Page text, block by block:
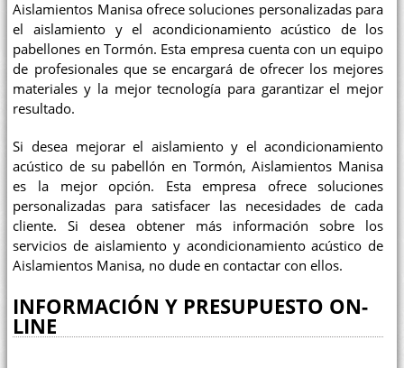
Aislamientos Manisa ofrece soluciones personalizadas para
el aislamiento y el acondicionamiento acústico de los
pabellones en Tormón. Esta empresa cuenta con un equipo
de profesionales que se encargará de ofrecer los mejores
materiales y la mejor tecnología para garantizar el mejor
resultado.
Si desea mejorar el aislamiento y el acondicionamiento
acústico de su pabellón en Tormón, Aislamientos Manisa
es la mejor opción. Esta empresa ofrece soluciones
personalizadas para satisfacer las necesidades de cada
cliente. Si desea obtener más información sobre los
servicios de aislamiento y acondicionamiento acústico de
Aislamientos Manisa, no dude en contactar con ellos.
INFORMACIÓN Y PRESUPUESTO ON-
LINE